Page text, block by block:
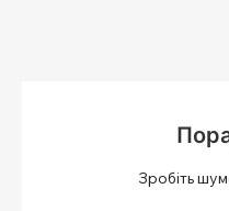
Зробіть